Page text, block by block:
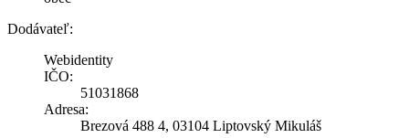
Dodávateľ:
Webidentity
IČO:
51031868
Adresa:
Brezová 488 4, 03104 Liptovský Mikuláš